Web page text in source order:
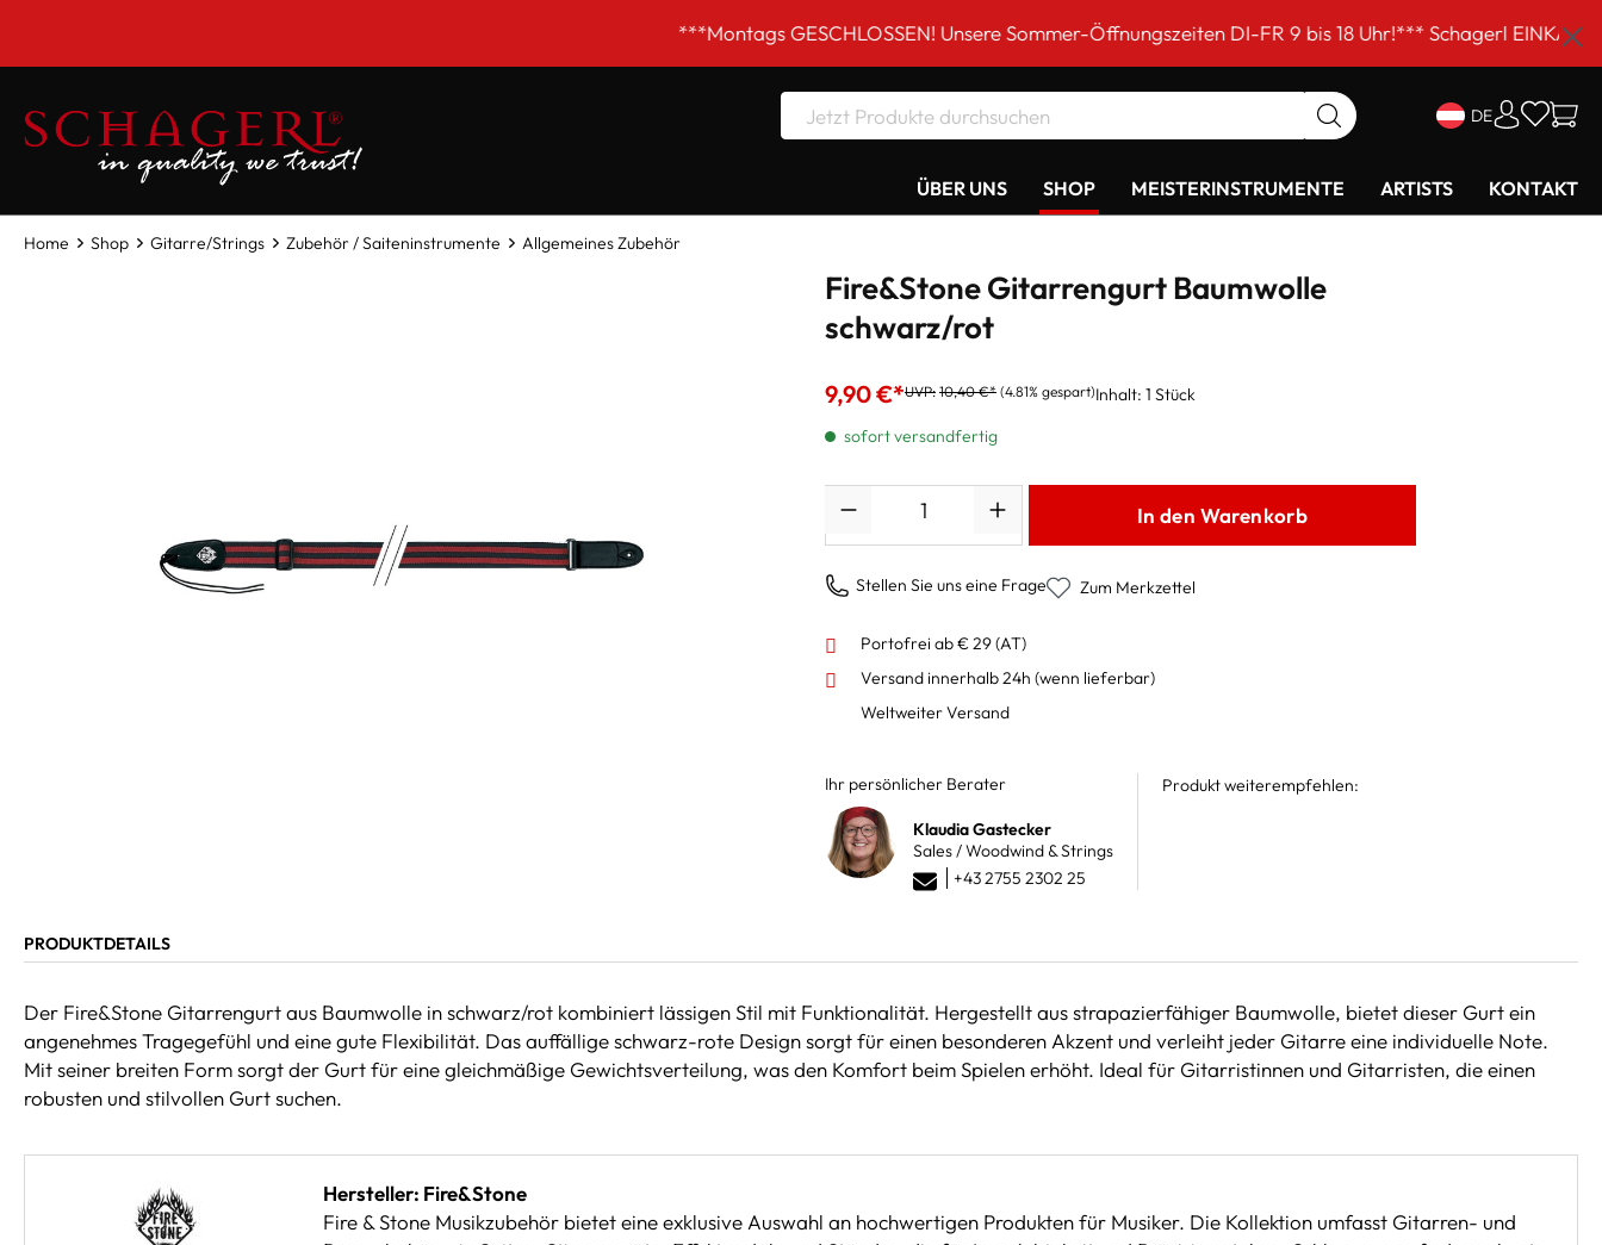
***Montags GESCHLOSSEN! Unsere Sommer-Öffnungszeiten DI-FR 9 bis 18 Uhr!*** Schagerl
DE
ÜBER UNS SHOP MEISTERINSTRUMENTE ARTISTS KONTAKT
Home Shop Gitarre/Strings Zubehör / Saiteninstrumente Allgemeines Zubehör
Fire&Stone Gitarrengurt Baumwolle
schwarz/rot
9,90 €*UVP: 10,40 €* (4.81% gespart)Inhalt: 1 Stück
sofort versandfertig
In den Warenkorb
Stellen Sie uns eine Frage Zum Merkzettel
Portofrei ab € 29 (AT)
Versand innerhalb 24h (wenn lieferbar)
Weltweiter Versand
Ihr persönlicher Berater
Klaudia Gastecker
Sales / Woodwind & Strings
+43 2755 2302 25
Produkt weiterempfehlen:
PRODUKTDETAILS
Der Fire&Stone Gitarrengurt aus Baumwolle in schwarz/rot kombiniert lässigen Stil mit Funktionalität. Hergestellt aus strapazierfähiger Baumwolle, bietet dieser Gurt ein
angenehmes Tragegefühl und eine gute Flexibilität. Das auffällige schwarz-rote Design sorgt für einen besonderen Akzent und verleiht jeder Gitarre eine individuelle Note.
Mit seiner breiten Form sorgt der Gurt für eine gleichmäßige Gewichtsverteilung, was den Komfort beim Spielen erhöht. Ideal für Gitarristinnen und Gitarristen, die einen
robusten und stilvollen Gurt suchen.
Hersteller: Fire&Stone
Fire & Stone Musikzubehör bietet eine exklusive Auswahl an hochwertigen Produkten für Musiker. Die Kollektion umfasst Gitarren- und